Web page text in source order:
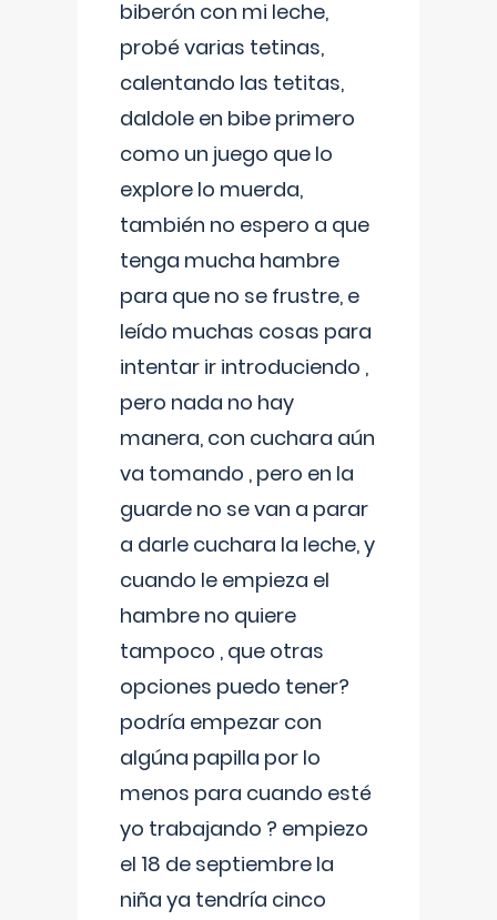
biberón con mi leche,
probé varias tetinas,
calentando las tetitas,
daldole en bibe primero
como un juego que lo
explore lo muerda,
también no espero a que
tenga mucha hambre
para que no se frustre, e
leído muchas cosas para
intentar ir introduciendo ,
pero nada no hay
manera, con cuchara aún
va tomando , pero en la
guarde no se van a parar
a darle cuchara la leche, y
cuando le empieza el
hambre no quiere
tampoco , que otras
opciones puedo tener?
podría empezar con
algúna papilla por lo
menos para cuando esté
yo trabajando ? empiezo
el 18 de septiembre la
niña ya tendría cinco